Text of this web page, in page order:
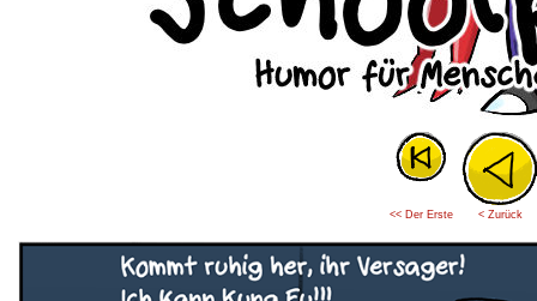
<< Der Erste < Zurück